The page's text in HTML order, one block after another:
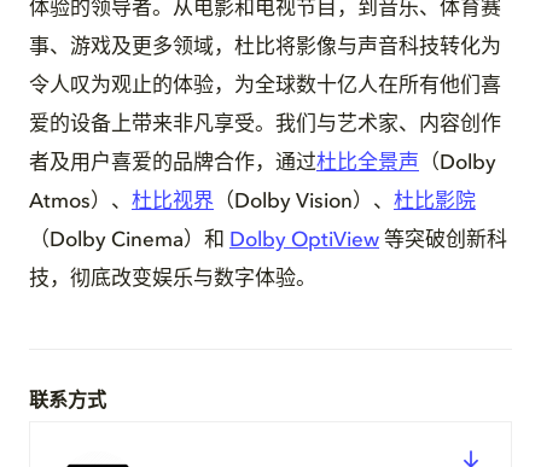
体验的领导者。从电影和电视节目，到音乐、体育赛
事、游戏及更多领域，杜比将影像与声音科技转化为
令人叹为观止的体验，为全球数十亿人在所有他们喜
爱的设备上带来非凡享受。我们与艺术家、内容创作
者及用户喜爱的品牌合作，通过杜比全景声
（Dolby
Atmos）、 杜比视界 （Dolby Vision）、 杜比影院
（Dolby Cinema）和 Dolby OptiView 等突破创新科
技，彻底改变娱乐与数字体验。
联系方式